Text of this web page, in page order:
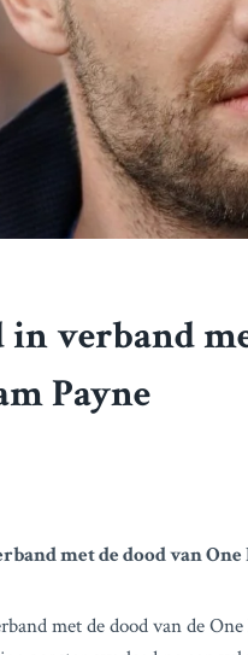
verband
Payne
met de dood van
met de dood van de